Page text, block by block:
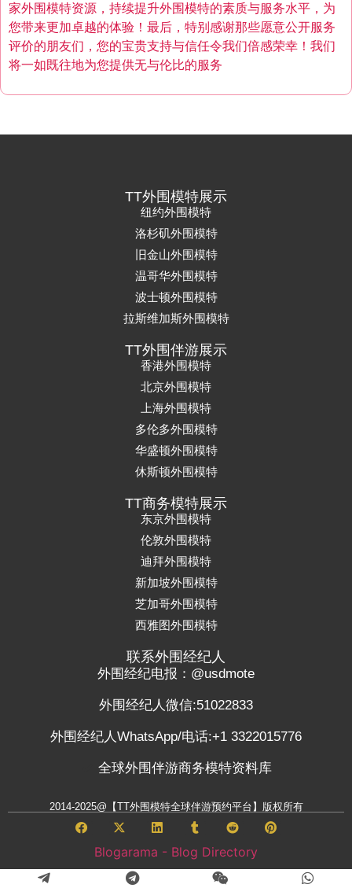
家外围模特资源，持续提升外围模特的素质与服务水平，为
您带来更加卓越的体验！最后，特别感谢那些愿意公开服务
评价的朋友们，您的宝贵支持与信任令我们倍感荣幸！我们
将一如既往地为您提供无与伦比的服务
TT外围模特展示
纽约外围模特
洛杉矶外围模特
旧金山外围模特
温哥华外围模特
波士顿外围模特
拉斯维加斯外围模特
TT外围伴游展示
香港外围模特
北京外围模特
上海外围模特
多伦多外围模特
华盛顿外围模特
休斯顿外围模特
TT商务模特展示
东京外围模特
伦敦外围模特
迪拜外围模特
新加坡外围模特
芝加哥外围模特
西雅图外围模特
联系外围经纪人
外围经纪电报：@usdmote
外围经纪人微信:51022833
外围经纪人WhatsApp/电话:+1 3322015776
全球外围伴游商务模特资料库
2014-2025@【TT外围模特全球伴游预约平台】版权所有
Blogarama - Blog Directory